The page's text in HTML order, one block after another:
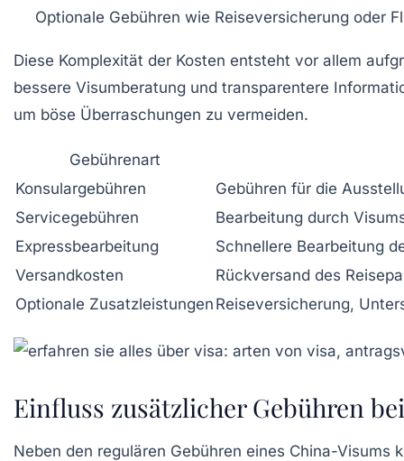
Optionale Gebühren wie Reiseversicherung oder
Diese Komplexität der Kosten entsteht vor allem
bessere Visumberatung und transparentere
um böse Überraschungen zu vermeiden.
Gebührenart
Konsulargebühren
Gebühren für die
Servicegebühren
Bearbeitung durch
Expressbearbeitung
Schnellere Bearbeitung
Versandkosten
Rückversand des
Optionale Zusatzleistungen Reiseversicherung,
Einfluss zusätzlicher Gebühren
Neben den regulären Gebühren eines China-